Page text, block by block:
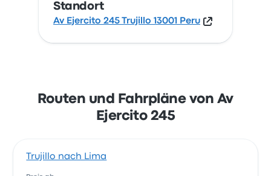
Standort
Av Ejercito 245 Trujillo 13001 Peru
Routen und Fahrpläne von Av
Ejercito 245
Trujillo nach Lima